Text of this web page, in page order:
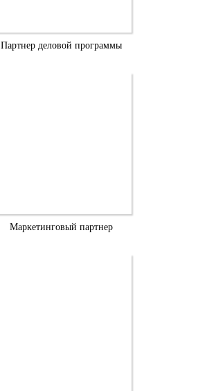
Партнер деловой программы
Маркетинговый партнер